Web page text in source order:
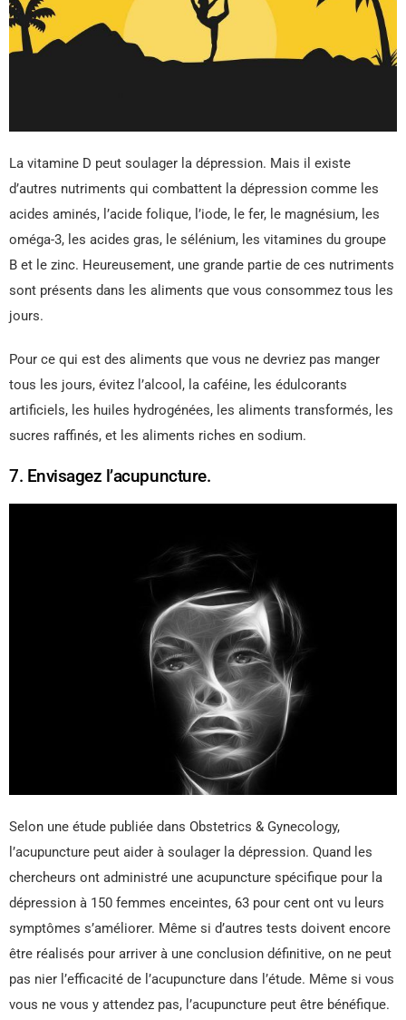
La vitamine D peut soulager la dépression. Mais il existe
d’autres nutriments qui combattent la dépression comme les
acides aminés, l’acide folique, l’iode, le fer, le magnésium, les
oméga-3, les acides gras, le sélénium, les vitamines du groupe
B et le zinc. Heureusement, une grande partie de ces nutriments
sont présents dans les aliments que vous consommez tous les
jours.
Pour ce qui est des aliments que vous ne devriez pas manger
tous les jours, évitez l’alcool, la caféine, les édulcorants
artificiels, les huiles hydrogénées, les aliments transformés, les
sucres raffinés, et les aliments riches en sodium.
7. Envisagez l’acupuncture.
Selon une étude publiée dans Obstetrics & Gynecology,
l’acupuncture peut aider à soulager la dépression. Quand les
chercheurs ont administré une acupuncture spécifique pour la
dépression à 150 femmes enceintes, 63 pour cent ont vu leurs
symptômes s’améliorer. Même si d’autres tests doivent encore
être réalisés pour arriver à une conclusion définitive, on ne peut
pas nier l’efficacité de l’acupuncture dans l’étude. Même si vous
vous ne vous y attendez pas, l’acupuncture peut être bénéfique.